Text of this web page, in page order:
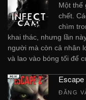
Một thế
chết.
chìm
khai thác, nhưng lần
người mà còn cả nhân
và lao vào bóng tối để
ĐĂNG